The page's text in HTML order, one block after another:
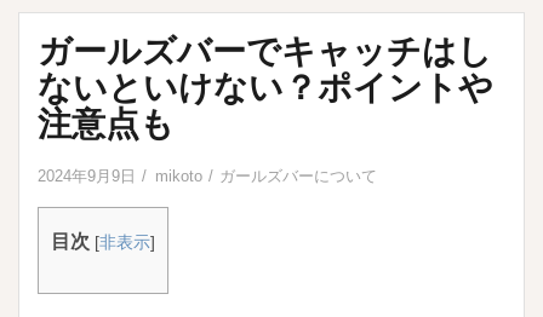
ガールズバーでキャッチはし
ないといけない？ポイントや
注意点も
2024年9月9日 mikoto ガールズバーについて
目次 [非表示]